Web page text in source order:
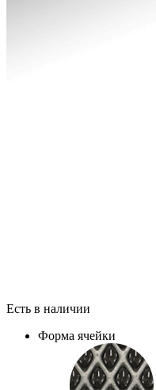
Есть в наличии
Форма ячейки